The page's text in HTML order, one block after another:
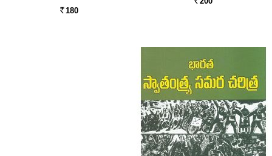
Rs. 180
Rs.